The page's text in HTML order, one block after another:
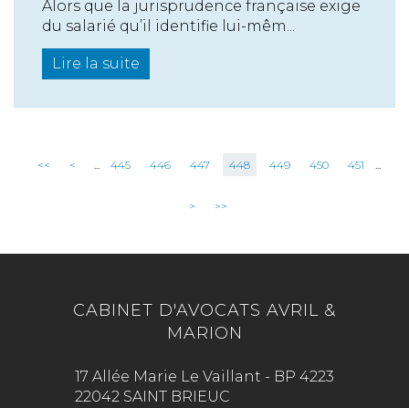
Alors que la jurisprudence française exige
du salarié qu’il identifie lui-mêm...
Lire la suite
<< < 445 446 447 448 449 450 451
> >>
CABINET D'AVOCATS AVRIL &
MARION
17 Allée Marie Le Vaillant - BP 4223
22042 SAINT BRIEUC